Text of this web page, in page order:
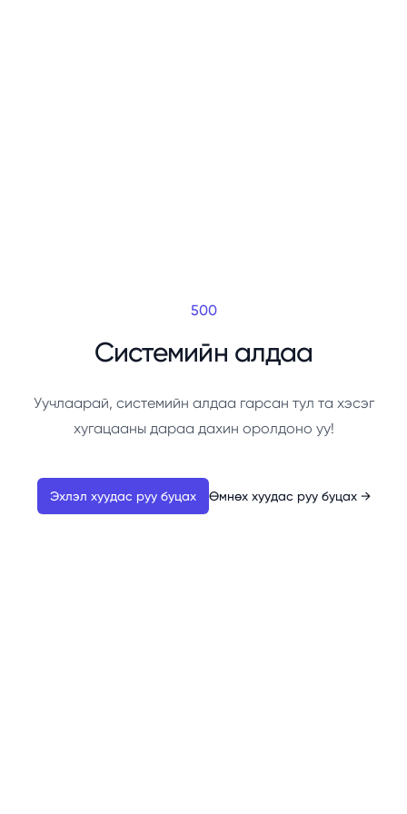
500
Системийн алдаа
Уучлаарай, системийн алдаа гарсан тул та хэсэг
хугацааны дараа дахин оролдоно уу!
Эхлэл хуудас руу буцах Өмнөх хуудас руу буцах →